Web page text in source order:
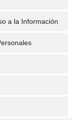
a la Información